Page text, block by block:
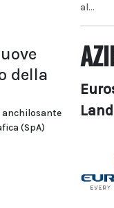
della
(SpA)
al...